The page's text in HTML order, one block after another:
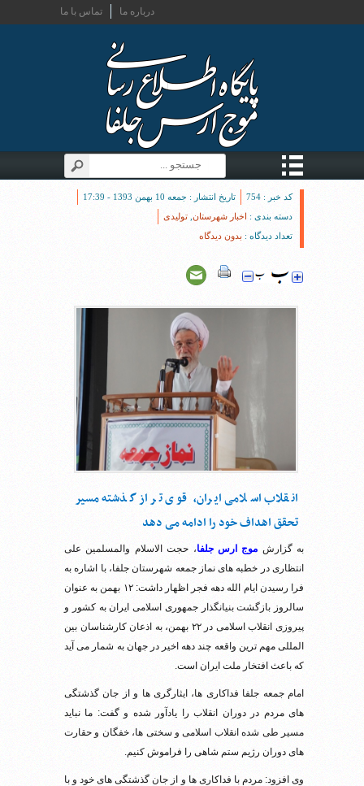
تماس با ما درباره ما
کد خبر : 754
تاریخ انتشار : جمعه 10 بهمن 1393 - 17:39
دسته بندی : اخبار شهرستان تولیدی
تعداد دیدگاه : بدون دیدگاه
انقلاب اسلامی ایران، قوی تر از گذشته مسیر
تحقق اهداف خود را ادامه می دهد
به گزارش موج ارس جلفا، حجت الاسلام والمسلمین علی
انتظاری در خطبه های نماز جمعه شهرستان جلفا، با اشاره به
فرا رسیدن ایام الله دهه فجر اظهار داشت: ۱۲ بهمن به عنوان
سالروز بازگشت بنیانگذار جمهوری اسلامی ایران به کشور و
پیروزی انقلاب اسلامی در ۲۲ بهمن، به اذعان کارشناسان بین
المللی مهم ترین واقعه چند دهه اخیر در جهان به شمار می آید
که باعث افتخار ملت ایران است.
امام جمعه جلفا فداکاری ها، ایثارگری ها و از جان گذشتگی
های مردم در دوران انقلاب را یادآور شده و گفت: ما نباید
مسیر طی شده انقلاب اسلامی و سختی ها، خفگان و حقارت
های دوران رژیم ستم شاهی را فراموش کنیم.
وی افزود: مردم با فداکاری ها و از جان گذشتگی های خود و با